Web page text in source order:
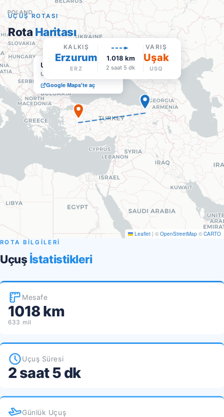
Uşak
USQ
Google Maps'te aç
Leaflet | © OpenStreetMap © CARTO
UÇUŞ ROTASI
Rota Haritası
KALKIŞ
Erzurum
ERZ
1.018 km
2 saat 5 dk
VARIŞ
Uşak
USQ
ROTA BİLGİLERİ
Uçuş İstatistikleri
Mesafe
1018 km
633 mil
Uçuş Süresi
2 saat 5 dk
Günlük Uçuş